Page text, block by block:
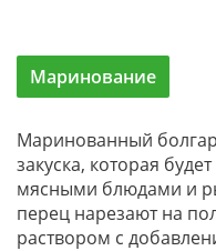
Маринование
Маринованный
закуска, которая
мясными блюдами и
перец нарезают на
раствором с